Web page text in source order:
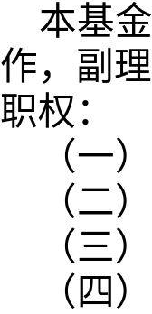
本基
作，副
职权：
（一）
（二）
（三）
（四）